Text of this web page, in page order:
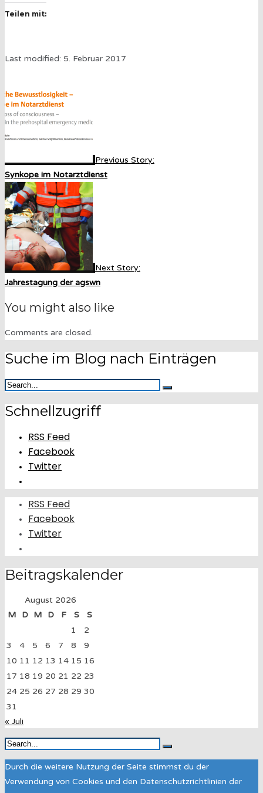
Teilen mit:
Last modified: 5. Februar 2017
Previous Story:
Synkope im Notarztdienst
Next Story:
Jahrestagung der agswn
You might also like
Comments are closed.
Suche im Blog nach Einträgen
Schnellzugriff
RSS Feed
Facebook
Twitter
RSS Feed
Facebook
Twitter
Beitragskalender
August 2026
M
D M D F S
S
1
2
3
4 5 6 7 8
9
10 11 12 13 14 15 16
17 18 19 20 21 22 23
24 25 26 27 28 29 30
31
« Juli
Durch die weitere Nutzung der Seite stimmst du der
Verwendung von Cookies und den Datenschutzrichtlinien der